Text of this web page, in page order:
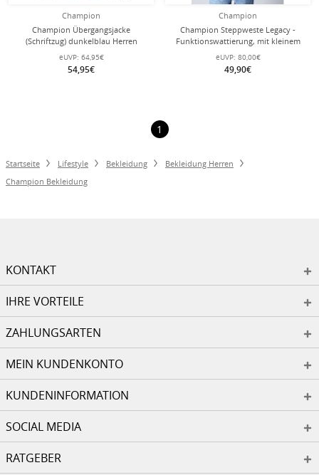
Champion
Champion Übergangsjacke
(Schriftzug) dunkelblau Herren
eUVP: 64,95€
54,95€
Champion
Champion Steppweste Legacy -
Funktionswattierung, mit kleinem
Logo-Schriftzug - navyblau Herren
eUVP: 80,00€
49,90€
1
Startseite Lifestyle Bekleidung
Bekleidung Herren
Champion Bekleidung
KONTAKT
IHRE VORTEILE
ZAHLUNGSARTEN
MEIN KUNDENKONTO
KUNDENINFORMATION
SOCIAL MEDIA
RATGEBER